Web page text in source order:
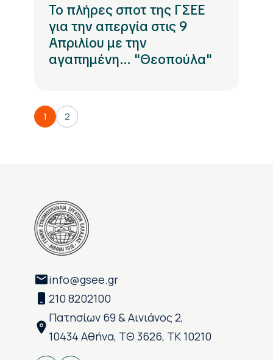
Το πλήρες σποτ της ΓΣΕΕ
για την απεργία στις 9
Απριλίου με την
αγαπημένη... "Θεοπούλα"
1 2
info@gsee.gr
210 8202100
Πατησίων 69 & Αινιάνος 2,
10434 Αθήνα, ΤΘ 3626, ΤΚ 10210